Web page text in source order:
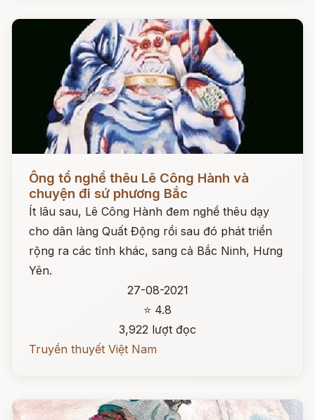
Đọc ngay
Ông tổ nghề thêu Lê Công Hành và
chuyện đi sứ phương Bắc
Ít lâu sau, Lê Công Hành đem nghề thêu dạy
cho dân làng Quất Động rồi sau đó phát triển
rộng ra các tỉnh khác, sang cả Bắc Ninh, Hưng
Yên.
27-08-2021
⭐ 4.8
3,922 lượt đọc
Truyền thuyết Việt Nam